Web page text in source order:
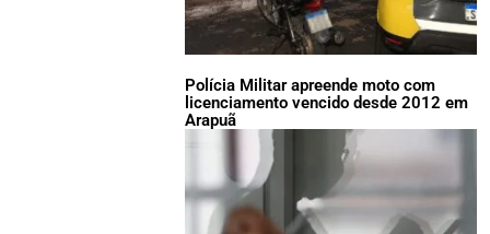
Polícia Militar apreende moto com
licenciamento vencido desde 2012 em
Arapuã